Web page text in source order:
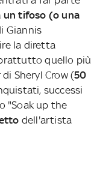
un tifoso (o una
Giannis
la diretta
quello più
Sheryl Crow (50
successi
"Soak up the
dell'artista